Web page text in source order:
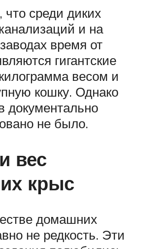
среди диких
и на
время от
гигантские
весом и
кошку. Однако
документально
не было.
вес
крыс
домашних
не редкость. Эти